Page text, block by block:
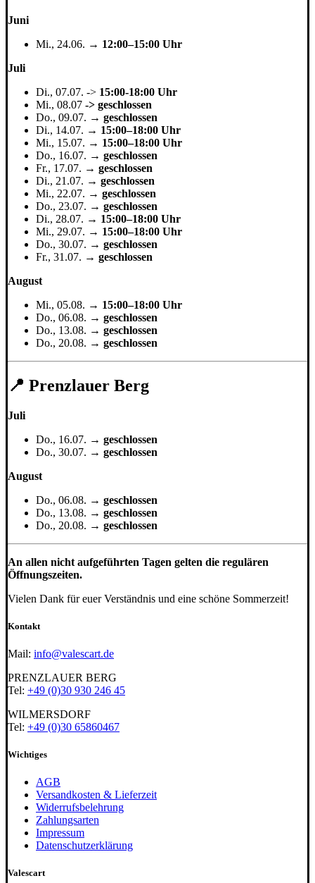
Juni
Mi., 24.06. → 12:00–15:00 Uhr
Juli
Di., 07.07. -> 15:00-18:00 Uhr
Mi., 08.07 -> geschlossen
Do., 09.07. → geschlossen
Di., 14.07. → 15:00–18:00 Uhr
Mi., 15.07. → 15:00–18:00 Uhr
Do., 16.07. → geschlossen
Fr., 17.07. → geschlossen
Di., 21.07. → geschlossen
Mi., 22.07. → geschlossen
Do., 23.07. → geschlossen
Di., 28.07. → 15:00–18:00 Uhr
Mi., 29.07. → 15:00–18:00 Uhr
Do., 30.07. → geschlossen
Fr., 31.07. → geschlossen
August
Mi., 05.08. → 15:00–18:00 Uhr
Do., 06.08. → geschlossen
Do., 13.08. → geschlossen
Do., 20.08. → geschlossen
📍 Prenzlauer Berg
Juli
Do., 16.07. → geschlossen
Do., 30.07. → geschlossen
August
Do., 06.08. → geschlossen
Do., 13.08. → geschlossen
Do., 20.08. → geschlossen
An allen nicht aufgeführten Tagen gelten die regulären
Öffnungszeiten.
Vielen Dank für euer Verständnis und eine schöne Sommerzeit!
Kontakt
Mail: info@valescart.de
PRENZLAUER BERG
Tel: +49 (0)30 930 246 45
WILMERSDORF
Tel: +49 (0)30 65860467
Wichtiges
AGB
Versandkosten & Lieferzeit
Widerrufsbelehrung
Zahlungsarten
Impressum
Datenschutzerklärung
Valescart